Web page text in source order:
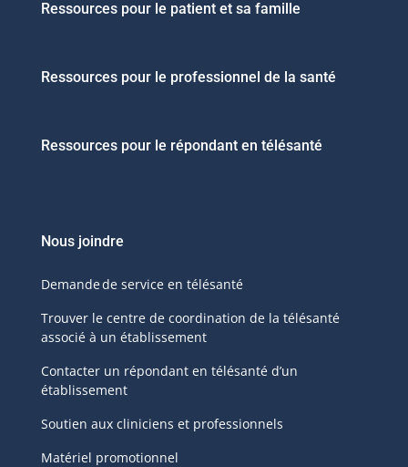
Ressources pour le patient et sa famille
Ressources pour le professionnel de la santé
Ressources pour le répondant en télésanté
Nous joindre
Demande de service en télésanté
Trouver le centre de coordination de la télésanté
associé à un établissement
Contacter un répondant en télésanté d’un
établissement
Soutien aux cliniciens et professionnels
Matériel promotionnel